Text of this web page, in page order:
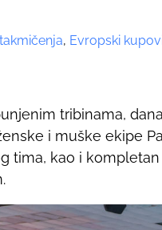
, Evropski
tribinama,
i muške ekipe
tima, kao i